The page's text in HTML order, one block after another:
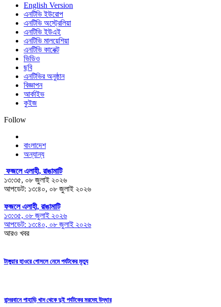
English Version
এনটিভি ইউরোপ
এনটিভি অস্ট্রেলিয়া
এনটিভি ইউএই
এনটিভি মালয়েশিয়া
এনটিভি কানেক্ট
ভিডিও
ছবি
এনটিভির অনুষ্ঠান
বিজ্ঞাপন
আর্কাইভ
কুইজ
Follow
বাংলাদেশ
অন্যান্য
ফজলে এলাহী, রাঙামাটি
১৩:৩৫, ০৮ জুলাই ২০২৬
আপডেট: ১৩:৪০, ০৮ জুলাই ২০২৬
ফজলে এলাহী, রাঙামাটি
১৩:৩৫, ০৮ জুলাই ২০২৬
আপডেট: ১৩:৪০, ০৮ জুলাই ২০২৬
আরও খবর
টাঙ্গুয়ার হাওরে গোসলে নেমে পর্যটকের মৃত্যু
বান্দরবানে পাহাড়ি খাদ থেকে দুই পর্যটকের মরদেহ উদ্ধার